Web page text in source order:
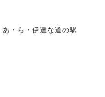
あ・ら・伊達な道の駅